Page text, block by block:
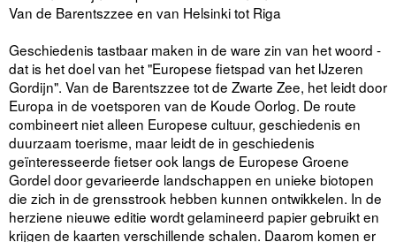
Van de Barentszzee en van Helsinki tot Riga
Geschiedenis tastbaar maken in de ware zin van het woord -
dat is het doel van het "Europese fietspad van het IJzeren
Gordijn". Van de Barentszzee tot de Zwarte Zee, het leidt door
Europa in de voetsporen van de Koude Oorlog. De route
combineert niet alleen Europese cultuur, geschiedenis en
duurzaam toerisme, maar leidt de in geschiedenis
geïnteresseerde fietser ook langs de Europese Groene
Gordel door gevarieerde landschappen en unieke biotopen
die zich in de grensstrook hebben kunnen ontwikkelen. In de
herziene nieuwe editie wordt gelamineerd papier gebruikt en
krijgen de kaarten verschillende schalen. Daarom komen er